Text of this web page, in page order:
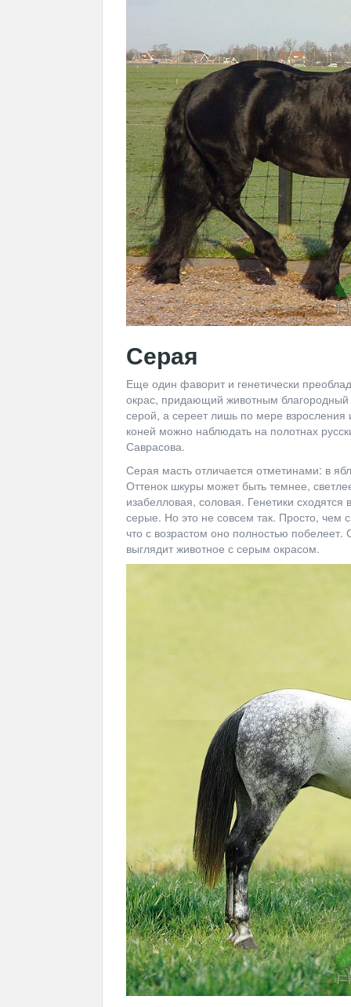
Серая
Еще один фаворит и генетически
окрас, придающий животным
серой, а сереет лишь по мере взросления
коней можно наблюдать на полотнах
Саврасова.
Серая масть отличается отметинами: в
Оттенок шкуры может быть темнее,
изабелловая, соловая. Генетики
серые. Но это не совсем так. Просто, чем
что с возрастом оно полностью
выглядит животное с серым окрасом.